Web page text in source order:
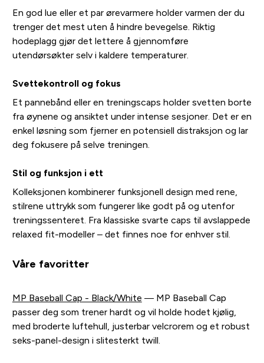
En god lue eller et par ørevarmere holder varmen der du
trenger det mest uten å hindre bevegelse. Riktig
hodeplagg gjør det lettere å gjennomføre
utendørsøkter selv i kaldere temperaturer.
Svettekontroll og fokus
Et pannebånd eller en treningscaps holder svetten borte
fra øynene og ansiktet under intense sesjoner. Det er en
enkel løsning som fjerner en potensiell distraksjon og lar
deg fokusere på selve treningen.
Stil og funksjon i ett
Kolleksjonen kombinerer funksjonell design med rene,
stilrene uttrykk som fungerer like godt på og utenfor
treningssenteret. Fra klassiske svarte caps til avslappede
relaxed fit-modeller – det finnes noe for enhver stil.
Våre favoritter
MP Baseball Cap - Black/White — MP Baseball Cap
passer deg som trener hardt og vil holde hodet kjølig,
med broderte luftehull, justerbar velcrorem og et robust
seks-panel-design i slitesterkt twill.